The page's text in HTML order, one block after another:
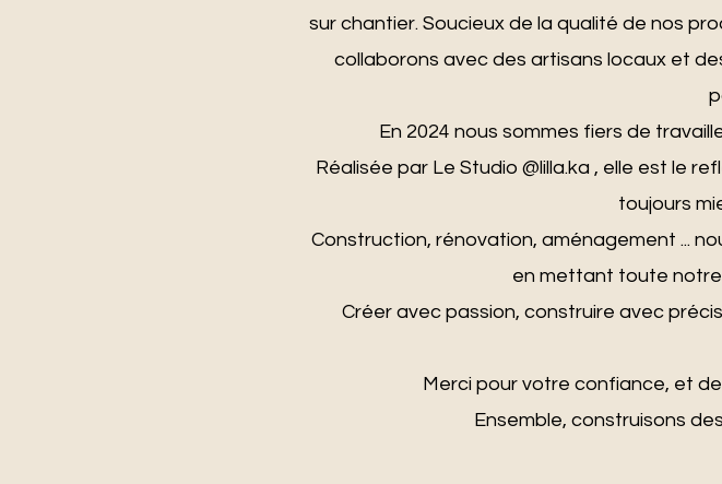
sur chantier. Soucieux de la qualité de nos
collaborons avec des artisans locaux et
En 2024 nous sommes fiers de
Réalisée par Le Studio @lilla.ka , elle est le
toujours
Construction, rénovation, aménagement ...
en mettant toute
Créer avec passion, construire avec
Merci pour votre confiance, et
Ensemble, construisons